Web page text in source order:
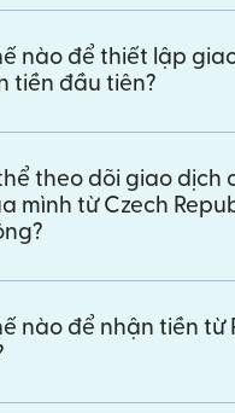
nào để thiết lập
tiền đầu tiên?
theo dõi giao dịch
mình từ Czech
nào để nhận tiền từ